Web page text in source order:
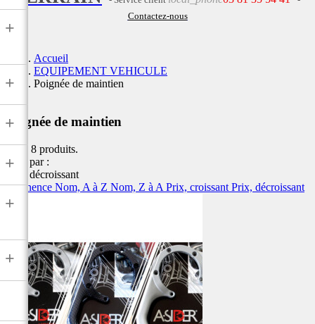
+
+
+
+
+
+
Contactez-nous
Accueil
EQUIPEMENT VEHICULE
Poignée de maintien
Poignée de maintien
Il y a 8 produits.
Trier par :
Prix, décroissant
Pertinence Nom, A à Z Nom, Z à A Prix, croissant Prix, décroissant